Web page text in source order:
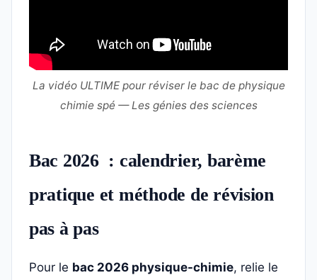
La vidéo ULTIME pour réviser le bac de physique
chimie spé — Les génies des sciences
Bac 2026 : calendrier, barème
pratique et méthode de révision
pas à pas
Pour le bac 2026 physique-chimie, relie le